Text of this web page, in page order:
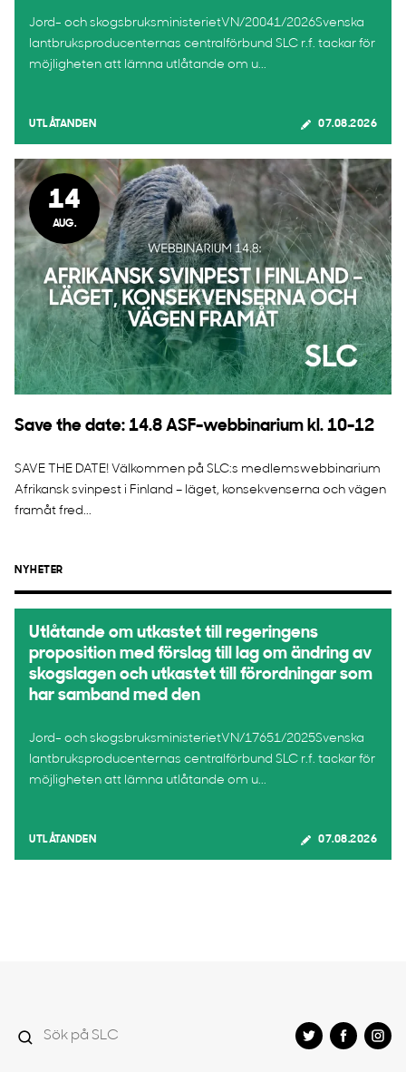
Jord- och skogsbruksministerietVN/20041/2026Svenska
lantbruksproducenternas centralförbund SLC r.f. tackar för
möjligheten att lämna utlåtande om u...
UTLÅTANDEN 07.08.2026
14
AUG.
Save the date: 14.8 ASF-webbinarium kl. 10-12
SAVE THE DATE! Välkommen på SLC:s medlemswebbinarium
Afrikansk svinpest i Finland – läget, konsekvenserna och vägen
framåt fred...
NYHETER
Utlåtande om utkastet till regeringens
proposition med förslag till lag om ändring av
skogslagen och utkastet till förordningar som
har samband med den
Jord- och skogsbruksministerietVN/17651/2025Svenska
lantbruksproducenternas centralförbund SLC r.f. tackar för
möjligheten att lämna utlåtande om u...
UTLÅTANDEN 07.08.2026